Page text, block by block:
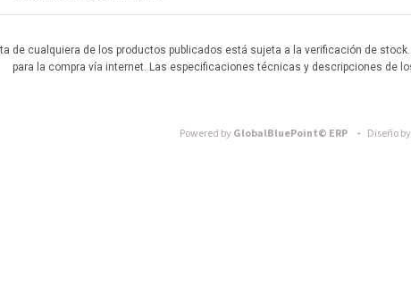
de cualquiera de los productos publicados está sujeta a la verificación de
para la compra vía internet. Las especificaciones técnicas y descripciones de
Powered byGlobalBluePoint© ERP - Diseño by